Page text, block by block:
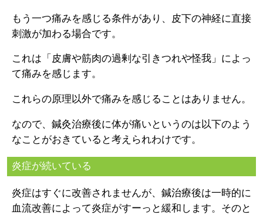
もう一つ痛みを感じる条件があり、皮下の神経に直接
刺激が加わる場合です。
これは「皮膚や筋肉の過剰な引きつれや怪我」によっ
て痛みを感じます。
これらの原理以外で痛みを感じることはありません。
なので、鍼灸治療後に体が痛いというのは以下のよう
なことがおきていると考えられわけです。
炎症が続いている
炎症はすぐに改善されませんが、鍼治療後は一時的に
血流改善によって炎症がすーっと緩和します。そのと